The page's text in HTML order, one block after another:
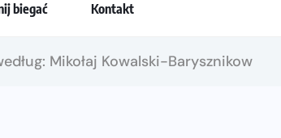
biegać Kontakt
Mikołaj Kowalski-Barysznikow